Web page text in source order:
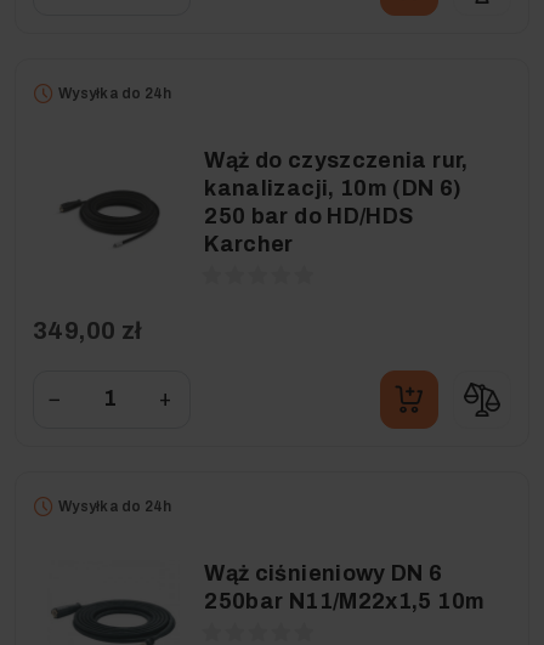
Wysyłka do 24h
Wąż do czyszczenia rur,
kanalizacji, 10m (DN 6)
250 bar do HD/HDS
Karcher
349,00 zł
− +
Wysyłka do 24h
Wąż ciśnieniowy DN 6
250bar N11/M22x1,5 10m